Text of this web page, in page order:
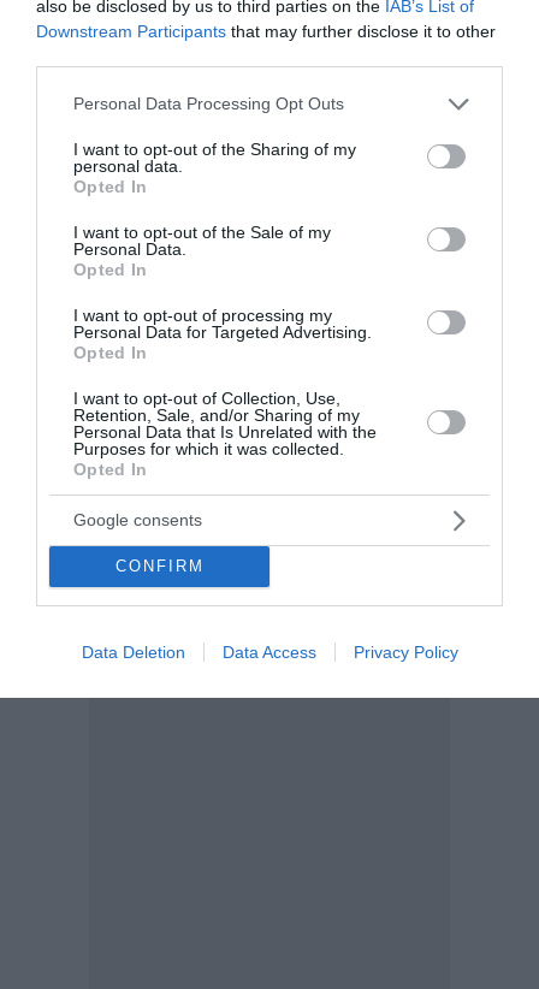
also be disclosed by us to third parties on the IAB’s List of
Downstream Participants that may further disclose it to other
Please note that this website/app uses one or more Google
not limited to your visit or usage behaviour. You may click to
grant or deny consent to Google and its third-party tags to
use your data for below specified purposes in below Google
consent section.
Personal Data Processing Opt Outs
I want to opt-out of the Sharing of my
personal data.
Opted In
I want to opt-out of the Sale of my
Personal Data.
Opted In
I want to opt-out of processing my
Personal Data for Targeted Advertising.
Opted In
I want to opt-out of Collection, Use,
Retention, Sale, and/or Sharing of my
Personal Data that Is Unrelated with the
Purposes for which it was collected.
Opted In
Google consents
CONFIRM
Data Deletion Data Access Privacy Policy
προσλήψεις στο Δημόσιο – Ποιες
προκηρύξεις «τρέχουν» και ποιες
έρχονται
ΑΣΕΠ για νέες μόνιμες προσλήψεις στο Δημόσιο, με
τις ενεργές και τις επερχόμενες προκηρύξεις να
Παράλληλα με τις α...
11:22 | 24 Ιουλίου 2026